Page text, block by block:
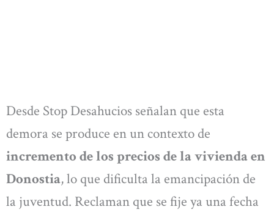
Desde Stop Desahucios señalan que esta
demora se produce en un contexto de
incremento de los precios de la vivienda en
Donostia, lo que dificulta la emancipación de
la juventud. Reclaman que se fije ya una fecha